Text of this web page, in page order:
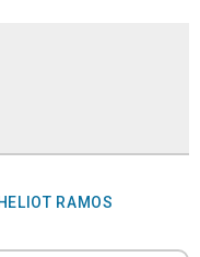
HELIOT RAMOS